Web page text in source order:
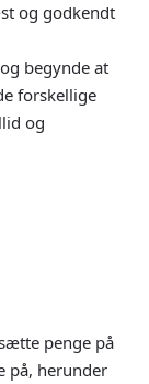
og godkendt
begynde at
forskellige
og
penge på
på, herunder